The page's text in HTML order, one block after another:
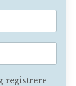
registrere